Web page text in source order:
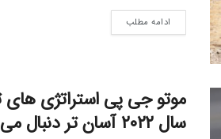
ادامه مطلب
موتو جی پی استراتژی های
سال ۲۰۲۲ آسان تر دنبال می کند